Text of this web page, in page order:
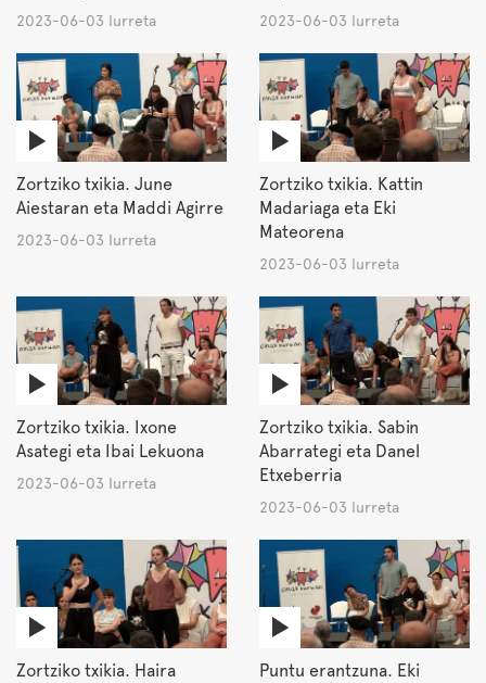
2023-06-03 Iurreta 2023-06-03 Iurreta
Zortziko txikia. June
Aiestaran eta Maddi Agirre
2023-06-03 Iurreta
Zortziko txikia. Kattin
Madariaga eta Eki
Mateorena
2023-06-03 Iurreta
Zortziko txikia. Ixone
Asategi eta Ibai Lekuona
2023-06-03 Iurreta
Zortziko txikia. Sabin
Abarrategi eta Danel
Etxeberria
2023-06-03 Iurreta
Zortziko txikia. Haira
Puntu erantzuna. Eki